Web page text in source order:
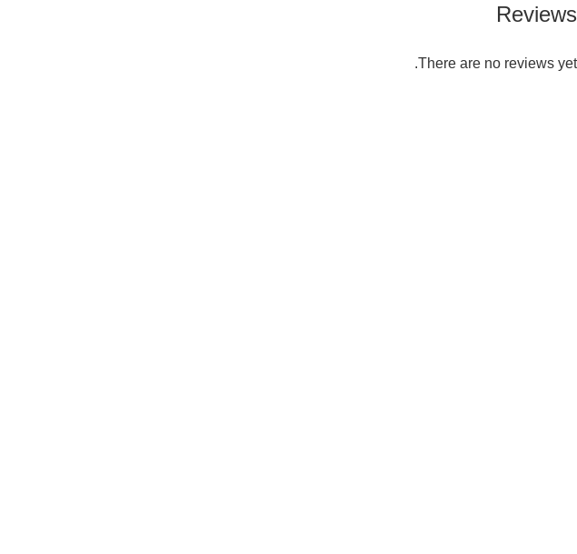
Reviews
There are no reviews yet.